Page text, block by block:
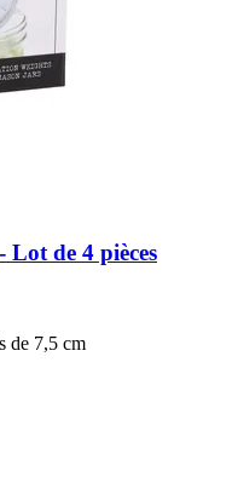
Lot de 4 pièces
de 7,5 cm